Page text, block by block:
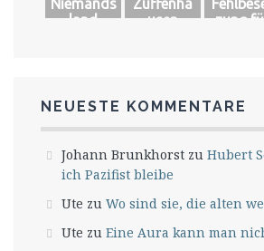
Niemands
land
Zuffenha
usen
zung
NEUESTE KOMMENTARE
Johann Brunkhorst zu Hubert
ich Pazifist bleibe
Ute zu Wo sind sie, die alten
Ute zu Eine Aura kann man